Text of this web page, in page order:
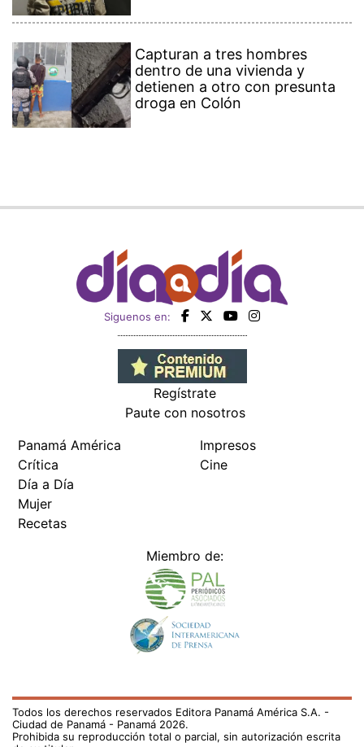
Capturan a tres hombres
dentro de una vivienda y
detienen a otro con presunta
droga en Colón
Siguenos en:
Regístrate
Paute con nosotros
Panamá América
Crítica
Día a Día
Mujer
Recetas
Impresos
Cine
Miembro de:
Todos los derechos reservados Editora Panamá América S.A. -
Ciudad de Panamá - Panamá 2026.
Prohibida su reproducción total o parcial, sin autorización escrita